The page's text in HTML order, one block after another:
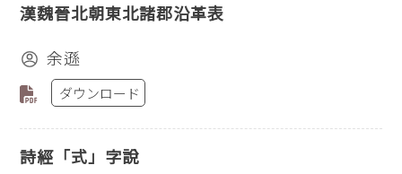
漢魏晉北朝東北諸郡沿革表
余遜
ダウンロード
詩經「式」字說